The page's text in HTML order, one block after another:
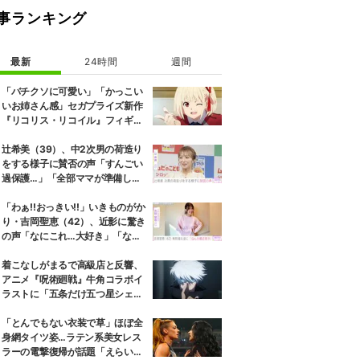
ランキング
最新 24時間 週間
「バチクソに可愛い」「かっこい
いお姉さん感」セガプライズ新作
『リコリス・リコイル』フィギュ
辻希美（39）、中2次男の荷造り
をする様子に賛否の声「すんごい
過保護…」「全部ママが準備して
「わぁ!!おっきい!!」いきものがか
り・吉岡聖恵（42）、近影に驚き
の声「なにこれ…大好き」「なん
着こなしがまるで高級店と反響、
アニメ『呪術廻戦』牛角コラボイ
ラストに「五条だけ五つ星シェ
「とんでもない衣装で草」ほぼ全
身網タイツ姿…ラテン系美女レス
ラーの電撃復帰が話題「えらいセ